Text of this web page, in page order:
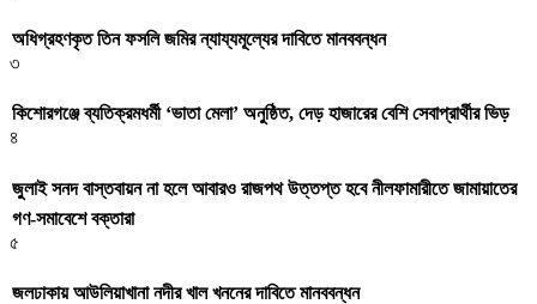
অধিগ্রহণকৃত তিন ফসলি জমির ন্যায্যমূল্যের দাবিতে মানববন্ধন
৩
কিশোরগঞ্জে ব্যতিক্রমধর্মী ‘ভাতা মেলা’ অনুষ্ঠিত, দেড় হাজারের বেশি সেবাপ্রার্থীর ভিড়
৪
জুলাই সনদ বাস্তবায়ন না হলে আবারও রাজপথ উত্তপ্ত হবে নীলফামারীতে জামায়াতের
গণ-সমাবেশে বক্তারা
৫
জলঢাকায় আউলিয়াখানা নদীর খাল খননের দাবিতে মানববন্ধন